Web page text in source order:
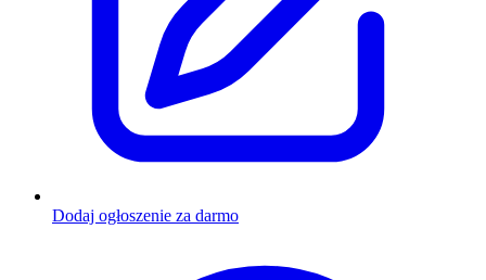
Dodaj ogłoszenie za darmo